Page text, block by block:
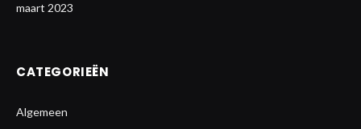
maart 2023
CATEGORIEËN
Algemeen